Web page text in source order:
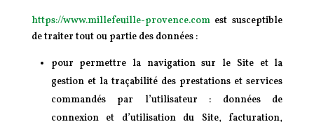
https://www.millefeuille-provence.comest susceptible
de traiter tout ou partie des données :
pour permettre la navigation sur le Site et la
gestion et la traçabilité des prestations et services
commandés par l’utilisateur : données de
connexion et d’utilisation du Site, facturation,